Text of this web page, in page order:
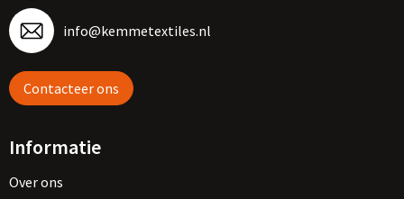
info@kemmetextiles.nl
Contacteer ons
Informatie
Over ons